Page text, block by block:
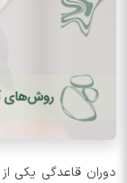
دوران قاعدگی یکی